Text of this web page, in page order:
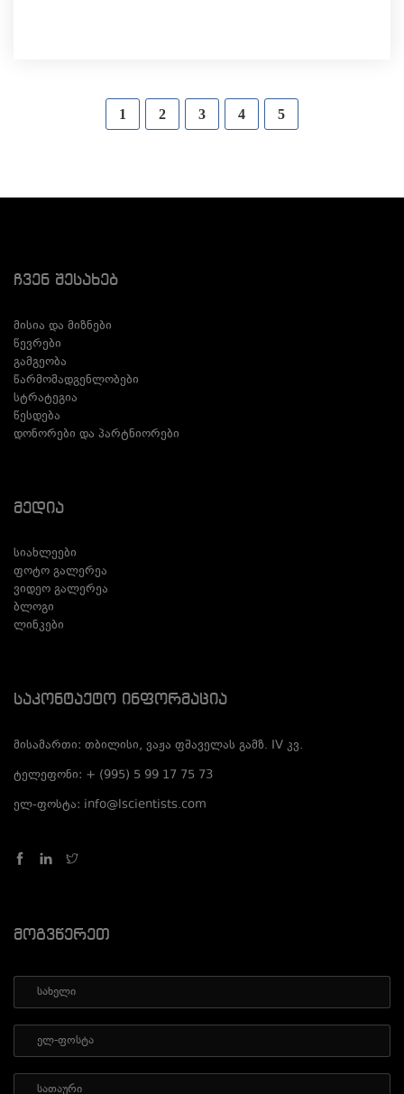
1 2 3 4 5
Ჩვენ Შესახებ
მისია და მიზნები
წევრები
გამგეობა
წარმომადგენლობები
სტრატეგია
წესდება
დონორები და პარტნიორები
Მედია
სიახლეები
ფოტო გალერეა
ვიდეო გალერეა
ბლოგი
ლინკები
Საკონტაქტო Ინფორმაცია
მისამართი: თბილისი, ვაჟა ფშაველას გამზ. IV კვ.
ტელეფონი: + (995) 5 99 17 75 73
ელ-ფოსტა: info@lscientists.com
Მოგვწერეთ